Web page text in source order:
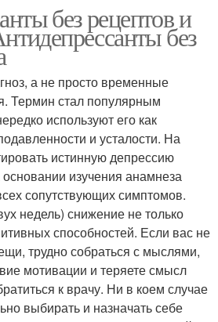
без рецептов и
без
а не просто временные
Термин стал популярным
используют его как
и усталости. На
истинную депрессию
изучения анамнеза
сопутствующих симптомов.
недель) снижение не только
способностей. Если вас не
трудно собраться с мыслями,
мотивации и теряете смысл
к врачу. Ни в коем случае
выбирать и назначать себе